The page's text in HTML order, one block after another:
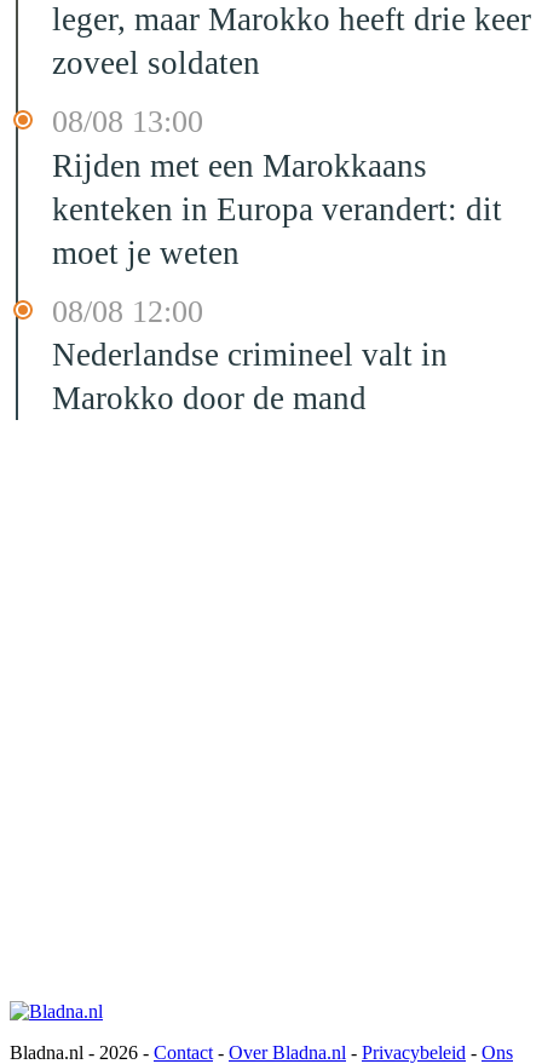
leger, maar Marokko heeft drie keer
zoveel soldaten
08/08 13:00
Rijden met een Marokkaans
kenteken in Europa verandert: dit
moet je weten
08/08 12:00
Nederlandse crimineel valt in
Marokko door de mand
Bladna.nl - 2026 - Contact - Over Bladna.nl - Privacybeleid - Ons